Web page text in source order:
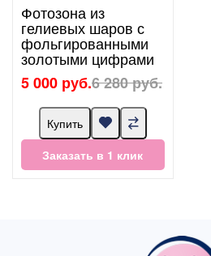
Фотозона из
гелиевых шаров с
фольгированными
золотыми цифрами
5 000 руб.6 280 руб.
Купить
Заказать в 1 клик